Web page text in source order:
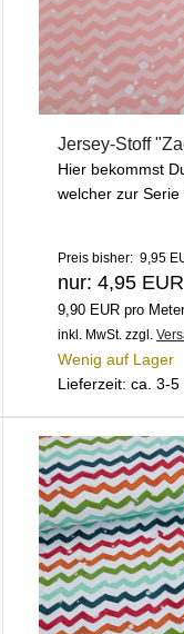
Jersey-Stoff
Hier bekommst
welcher zur Serie
Preis bisher: 9,95
nur: 4,95 EUR
9,90 EUR pro Meter
inkl. MwSt. zzgl.
Wenig auf Lager
Lieferzeit: ca. 3-5